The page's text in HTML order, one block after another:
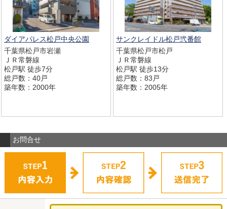
ダイアパレス松戸中央公園
千葉県松戸市岩瀬
ＪＲ常磐線
松戸駅 徒歩7分
総戸数：40戸
築年数：2000年
サンクレイドル松戸弐番館
千葉県松戸市松戸
ＪＲ常磐線
松戸駅 徒歩13分
総戸数：83戸
築年数：2005年
お問合せ